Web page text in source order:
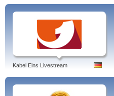
Kabel Eins Livestream